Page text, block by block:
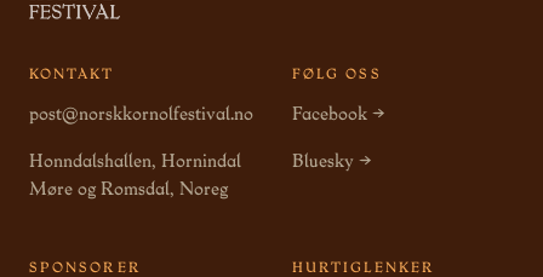
KONTAKT
post@norskkornolfestival.no
Honndalshallen, Hornindal
Møre og Romsdal, Noreg
FØLG OSS
Facebook →
Bluesky →
SPONSORER HURTIGLENKER